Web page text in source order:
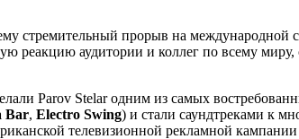
стремительный прорыв на международной
реакцию аудитории и коллег по всему
Parov Stelar одним из самых
Bar, Electro Swing) и стали саундтреками к
телевизионной рекламной